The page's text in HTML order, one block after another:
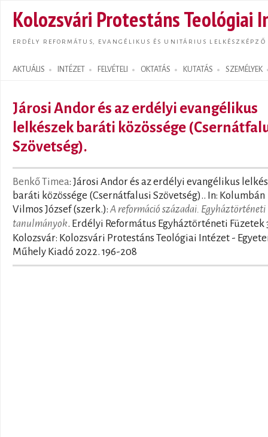
Kolozsvári Protestáns Teológiai
ERDÉLY REFORMÁTUS, EVANGÉLIKUS ÉS UNITÁRIUS LELKÉSZKÉPZŐ
AKTUÁLIS INTÉZET FELVÉTELI OKTATÁS KUTATÁS SZEMÉLYEK
Search form
Járosi Andor és az erdélyi evangélikus
lelkészek baráti közössége
Szövetség).
Benkő Timea: Járosi Andor és az erdélyi evangélikus
baráti közössége (Csernátfalusi Szövetség).. In: Kolumbán
Vilmos József (szerk.): A reformáció századai. Egyháztörténeti
tanulmányok. Erdélyi Református Egyháztörténeti Füzetek
Kolozsvár: Kolozsvári Protestáns Teológiai Intézet -
Műhely Kiadó 2022. 196-208